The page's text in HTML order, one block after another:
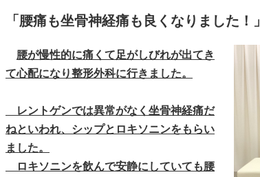
「腰痛も坐骨神経痛も良くなりました！」
腰が慢性的に痛くて足がしびれが出てき
て心配になり整形外科に行きました。
レントゲンでは異常がなく坐骨神経痛だ
ねといわれ、シップとロキソニンをもらい
ました。
ロキソニンを飲んで安静にしていても腰